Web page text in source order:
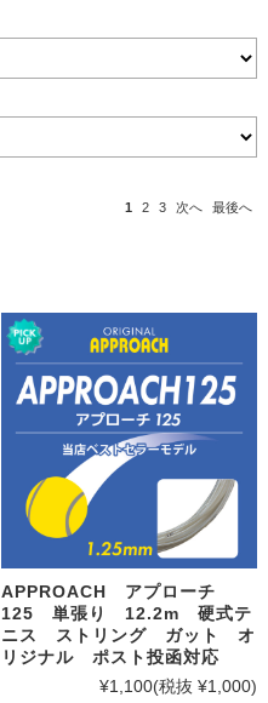
1 2 3 次へ 最後へ
APPROACH アプローチ
125 単張り 12.2m 硬式テ
ニス ストリング ガット オ
リジナル ポスト投函対応
¥1,100(税抜 ¥1,000)